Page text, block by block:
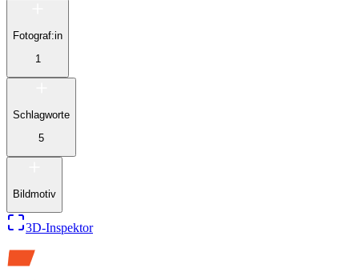
Fotograf:in
1
Schlagworte
5
Bildmotiv
3D-Inspektor